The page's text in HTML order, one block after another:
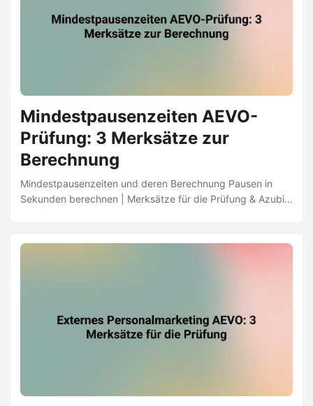
Mindestpausenzeiten AEVO-
Prüfung: 3 Merksätze zur
Berechnung
Mindestpausenzeiten und deren Berechnung Pausen in
Sekunden berechnen | Merksätze für die Prüfung & Azubis